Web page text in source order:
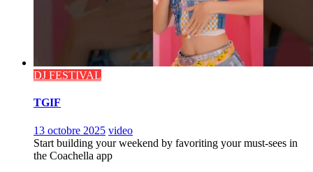
DJ FESTIVAL
TGIF
13 octobre 2025 video
Start building your weekend by favoriting your must-sees in
the Coachella app